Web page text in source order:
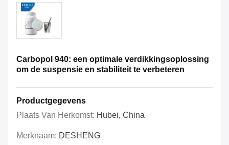
Carbopol 940: een optimale verdikkingsoplossing
om de suspensie en stabiliteit te verbeteren
Productgegevens
Plaats Van Herkomst: Hubei, China
Merknaam: DESHENG